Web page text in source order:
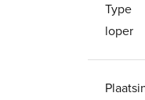
Type
loper